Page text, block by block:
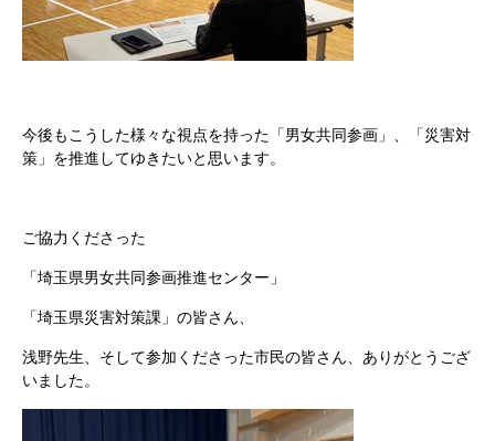
今後もこうした様々な視点を持った「男女共同参画」、「災害対
策」を推進してゆきたいと思います。
ご協力くださった
「埼玉県男女共同参画推進センター」
「埼玉県災害対策課」の皆さん、
浅野先生、そして参加くださった市民の皆さん、ありがとうござ
いました。